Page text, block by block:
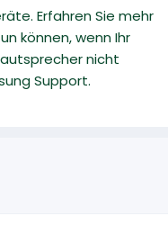
Erfahren Sie mehr
können, wenn Ihr
nicht
Support.